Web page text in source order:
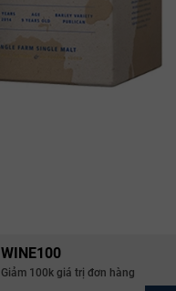
WINE100
Giảm 100k giá trị đơn hàng
Điều kiện:
Copy mã và nhập mã ở trang